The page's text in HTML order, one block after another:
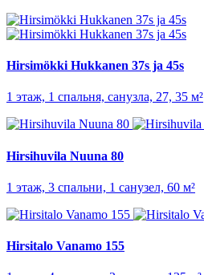
Hirsimökki Hukkanen 37s ja 45s
1 этаж, 1 спальня, санузла, 27, 35 м²
Hirsihuvila Nuuna 80
1 этаж, 3 спальни, 1 санузел, 60 м²
Hirsitalo Vanamo 155